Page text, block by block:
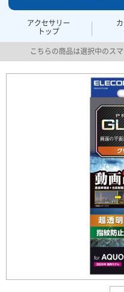
アクセサリー
トップ
こちらの商品は選択中のス